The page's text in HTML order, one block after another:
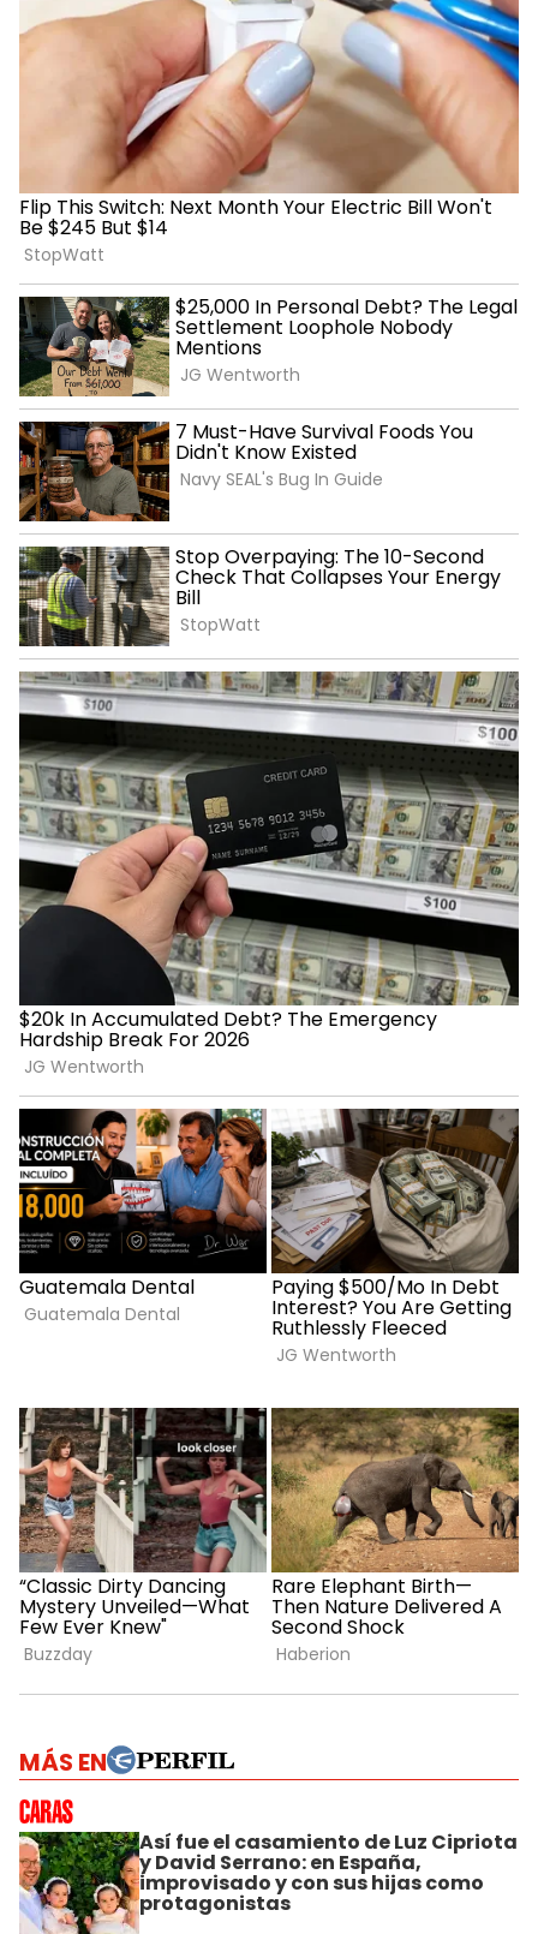
MÁS EN
Así fue el casamiento de Luz Cipriota
y David Serrano: en España,
improvisado y con sus hijas como
protagonistas